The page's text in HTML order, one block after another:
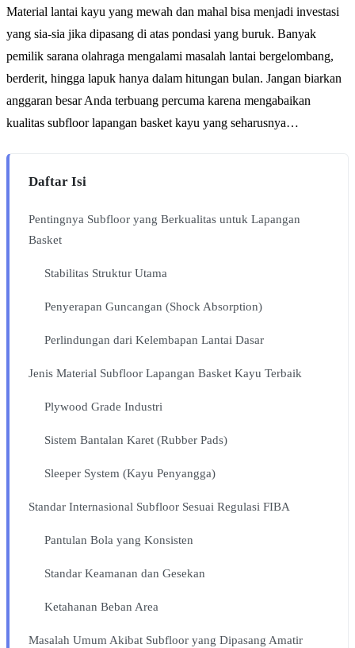
Material lantai kayu yang mewah dan mahal bisa menjadi investasi
yang sia-sia jika dipasang di atas pondasi yang buruk. Banyak
pemilik sarana olahraga mengalami masalah lantai bergelombang,
berderit, hingga lapuk hanya dalam hitungan bulan. Jangan biarkan
anggaran besar Anda terbuang percuma karena mengabaikan
kualitas subfloor lapangan basket kayu yang seharusnya…
Daftar Isi
Pentingnya Subfloor yang Berkualitas untuk Lapangan
Basket
Stabilitas Struktur Utama
Penyerapan Guncangan (Shock Absorption)
Perlindungan dari Kelembapan Lantai Dasar
Jenis Material Subfloor Lapangan Basket Kayu Terbaik
Plywood Grade Industri
Sistem Bantalan Karet (Rubber Pads)
Sleeper System (Kayu Penyangga)
Standar Internasional Subfloor Sesuai Regulasi FIBA
Pantulan Bola yang Konsisten
Standar Keamanan dan Gesekan
Ketahanan Beban Area
Masalah Umum Akibat Subfloor yang Dipasang Amatir